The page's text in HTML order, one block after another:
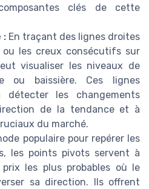
clés de cette
: En traçant des lignes droites
ou les creux consécutifs sur
visualiser les niveaux de
ou baissière. Ces lignes
détecter les changements
de la tendance et à
du marché.
populaire pour repérer les
les points pivots servent à
les plus probables où le
sa direction. Ils offrent